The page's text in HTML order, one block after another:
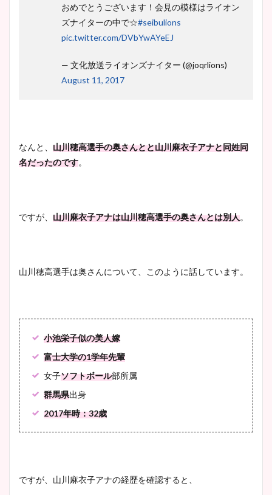
まとめ！足も美脚でカップも
かわいい！カップや水着姿も
おめでとうございます！会見の模様はライオン
ズナイターの中で☆#seibulions
pic.twitter.com/DVbYwAYeEJ
— 文化放送ライオンズナイター (@joqrlions)
August 11, 2017
なんと、 山川穂高選手の奥さんとと山川麻衣子アナと同姓同
名だったのです。
ですが、 山川麻衣子アナは山川穂高選手の奥さんとは別人。
山川穂高選手は奥さんについて、このように話しています。
小池栄子似の美人嫁
富士大学の1学年先輩
女子ソフトボール部所属
群馬県出身
2017年時：32歳
ですが、山川麻衣子アナの経歴を確認すると、